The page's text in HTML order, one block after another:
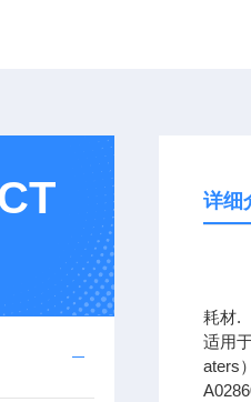
详细
耗材.
适用
aters